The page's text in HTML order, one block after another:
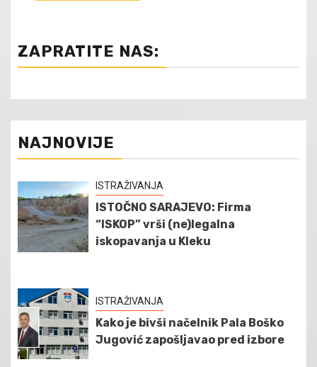
ZAPRATITE NAS:
NAJNOVIJE
ISTRAŽIVANJA
ISTOČNO SARAJEVO: Firma
“ISKOP” vrši (ne)legalna
iskopavanja u Kleku
ISTRAŽIVANJA
Kako je bivši načelnik Pala Boško
Jugović zapošljavao pred izbore